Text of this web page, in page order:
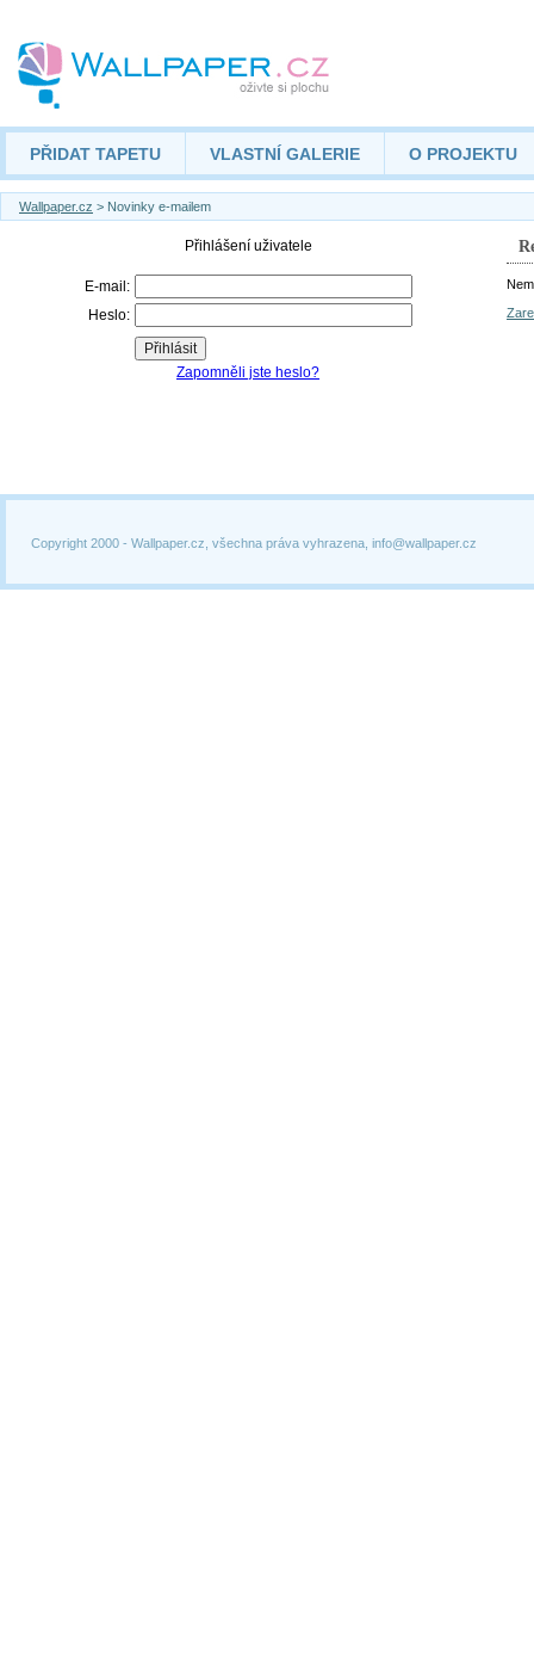
PŘIDAT TAPETU VLASTNÍ GALERIE O PROJEKTU
Wallpaper.cz > Novinky e-mailem
Copyright 2000 - Wallpaper.cz, všechna práva vyhrazena, info@wallpaper.cz